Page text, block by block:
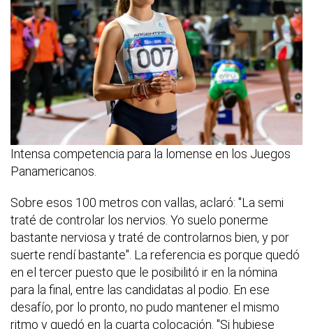
Intensa competencia para la lomense en los Juegos
Panamericanos.
Sobre esos 100 metros con vallas, aclaró: "La semi
traté de controlar los nervios. Yo suelo ponerme
bastante nerviosa y traté de controlarnos bien, y por
suerte rendí bastante". La referencia es porque quedó
en el tercer puesto que le posibilitó ir en la nómina
para la final, entre las candidatas al podio. En ese
desafío, por lo pronto, no pudo mantener el mismo
ritmo y quedó en la cuarta colocación. "Si hubiese